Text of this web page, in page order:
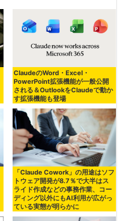
ClaudeのWord・Excel・
PowerPoint拡張機能が一般公開
される＆OutlookをClaudeで動か
す拡張機能も登場
「Claude Cowork」の用途はソフ
トウェア開発が8.7％で大半はス
ライド作成などの事務作業、コー
ディング以外にもAI利用が広がっ
ている実態が明らかに